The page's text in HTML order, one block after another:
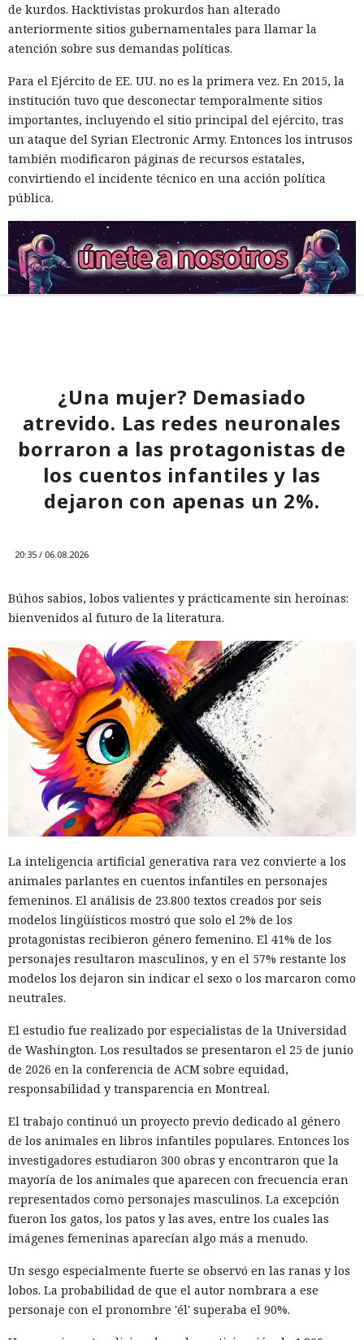
de kurdos. Hacktivistas prokurdos han alterado
anteriormente sitios gubernamentales para llamar la
atención sobre sus demandas políticas.
Para el Ejército de EE. UU. no es la primera vez. En 2015, la
institución tuvo que desconectar temporalmente sitios
importantes, incluyendo el sitio principal del ejército, tras
un ataque del Syrian Electronic Army. Entonces los intrusos
también modificaron páginas de recursos estatales,
convirtiendo el incidente técnico en una acción política
pública.
¿Una mujer? Demasiado
atrevido. Las redes neuronales
borraron a las protagonistas de
los cuentos infantiles y las
dejaron con apenas un 2%.
20:35 / 06.08.2026
Búhos sabios, lobos valientes y prácticamente sin heroínas:
bienvenidos al futuro de la literatura.
La inteligencia artificial generativa rara vez convierte a los
animales parlantes en cuentos infantiles en personajes
femeninos. El análisis de 23.800 textos creados por seis
modelos lingüísticos mostró que solo el 2% de los
protagonistas recibieron género femenino. El 41% de los
personajes resultaron masculinos, y en el 57% restante los
modelos los dejaron sin indicar el sexo o los marcaron como
neutrales.
El estudio fue realizado por especialistas de la Universidad
de Washington. Los resultados se presentaron el 25 de junio
de 2026 en la conferencia de ACM sobre equidad,
responsabilidad y transparencia en Montreal.
El trabajo continuó un proyecto previo dedicado al género
de los animales en libros infantiles populares. Entonces los
investigadores estudiaron 300 obras y encontraron que la
mayoría de los animales que aparecen con frecuencia eran
representados como personajes masculinos. La excepción
fueron los gatos, los patos y las aves, entre los cuales las
imágenes femeninas aparecían algo más a menudo.
Un sesgo especialmente fuerte se observó en las ranas y los
lobos. La probabilidad de que el autor nombrara a ese
personaje con el pronombre 'él' superaba el 90%.